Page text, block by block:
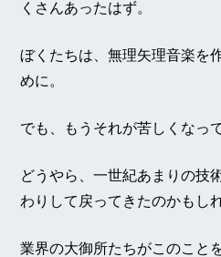
くさんあったはず。
ぼくたちは、無理矢理音楽を
めに。
でも、もうそれが苦しくなっ
どうやら、一世紀あまりの技
わりして戻ってきたのかもし
業界の大御所たちがこのこと